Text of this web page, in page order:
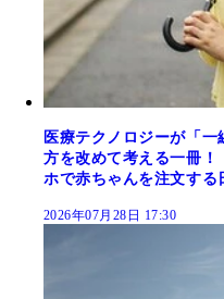
医療テクノロジーが「
方を改めて考える一冊！
ホで赤ちゃんを注文する
2026年07月28日 17:30